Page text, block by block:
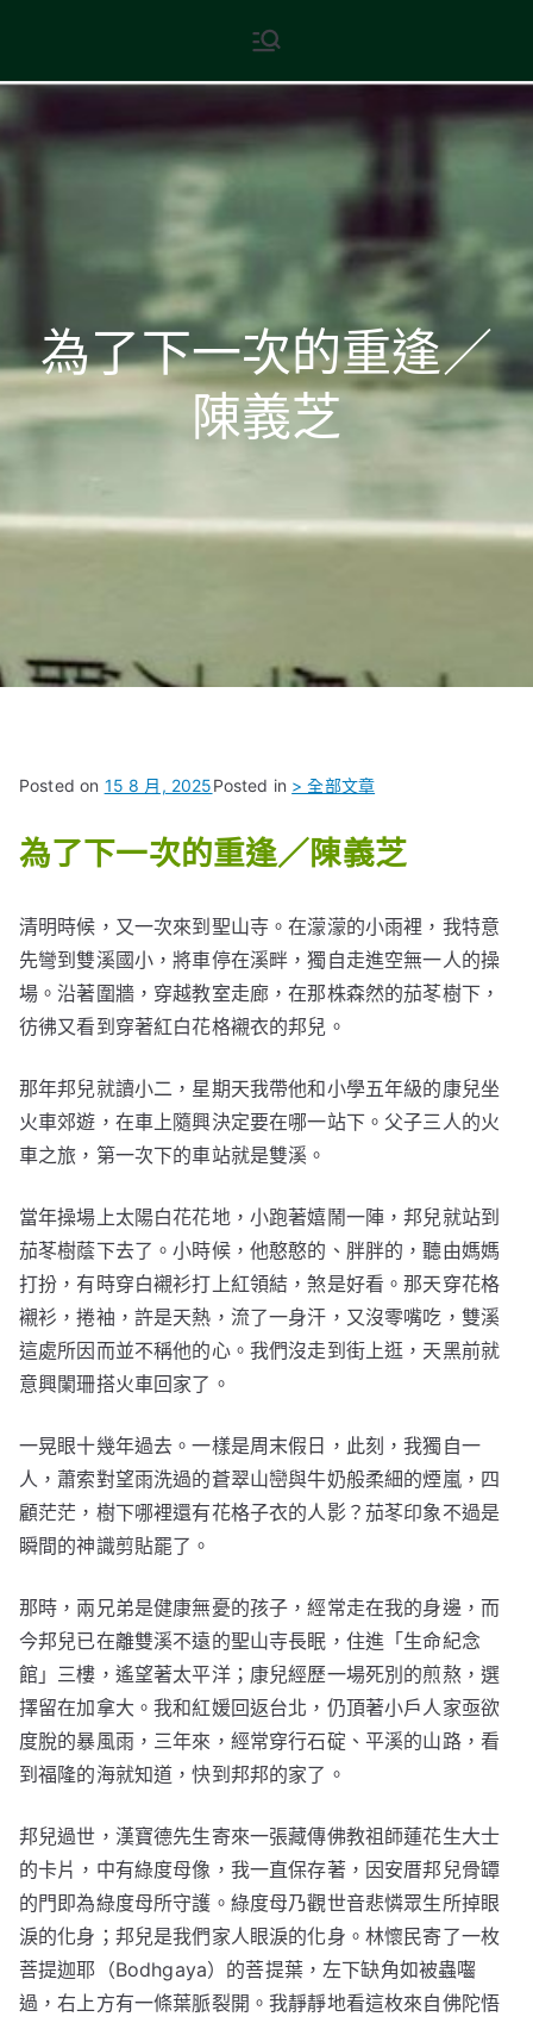
content
現代文學
地球小如鴿卵，/ 我輕輕地將它
為了下一次的重逢／
陳義芝
Posted on 15 8 月, 2025Posted in > 全部文章
為了下一次的重逢／陳義芝
清明時候，又一次來到聖山寺。在濛濛的小雨裡，我特意
先彎到雙溪國小，將車停在溪畔，獨自走進空無一人的操
場。沿著圍牆，穿越教室走廊，在那株森然的茄苳樹下，
彷彿又看到穿著紅白花格襯衣的邦兒。
那年邦兒就讀小二，星期天我帶他和小學五年級的康兒坐
火車郊遊，在車上隨興決定要在哪一站下。父子三人的火
車之旅，第一次下的車站就是雙溪。
當年操場上太陽白花花地，小跑著嬉鬧一陣，邦兒就站到
茄苳樹蔭下去了。小時候，他憨憨的、胖胖的，聽由媽媽
打扮，有時穿白襯衫打上紅領結，煞是好看。那天穿花格
襯衫，捲袖，許是天熱，流了一身汗，又沒零嘴吃，雙溪
這處所因而並不稱他的心。我們沒走到街上逛，天黑前就
意興闌珊搭火車回家了。
一晃眼十幾年過去。一樣是周末假日，此刻，我獨自一
人，蕭索對望雨洗過的蒼翠山巒與牛奶般柔細的煙嵐，四
顧茫茫，樹下哪裡還有花格子衣的人影？茄苳印象不過是
瞬間的神識剪貼罷了。
那時，兩兄弟是健康無憂的孩子，經常走在我的身邊，而
今邦兒已在離雙溪不遠的聖山寺長眠，住進「生命紀念
館」三樓，遙望著太平洋；康兒經歷一場死別的煎熬，選
擇留在加拿大。我和紅媛回返台北，仍頂著小戶人家亟欲
度脫的暴風雨，三年來，經常穿行石碇、平溪的山路，看
到福隆的海就知道，快到邦邦的家了。
邦兒過世，漢寶德先生寄來一張藏傳佛教祖師蓮花生大士
的卡片，中有綠度母像，我一直保存著，因安厝邦兒骨罈
的門即為綠度母所守護。綠度母乃觀世音悲憐眾生所掉眼
淚的化身；邦兒是我們家人眼淚的化身。林懷民寄了一枚
菩提迦耶（Bodhgaya）的菩提葉，左下缺角如被蟲囓
過，右上方有一條葉脈裂開。我靜靜地看這枚來自佛陀悟